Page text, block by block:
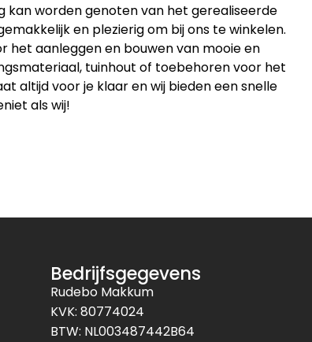
kan worden genoten van het gerealiseerde
en plezierig om bij ons te winkelen.
het aanleggen en bouwen van mooie en
tuinhout of toebehoren voor het
altijd voor je klaar en wij bieden een snelle
als wij!
Bedrijfsgegevens
Rudebo Makkum
KVK: 80774024
BTW: NL003487442B64